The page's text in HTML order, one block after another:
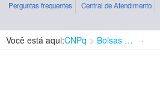
Perguntas frequentes Central de Atendimento
Você está aqui:CNPq Bolsas e Auxílios Vigentes